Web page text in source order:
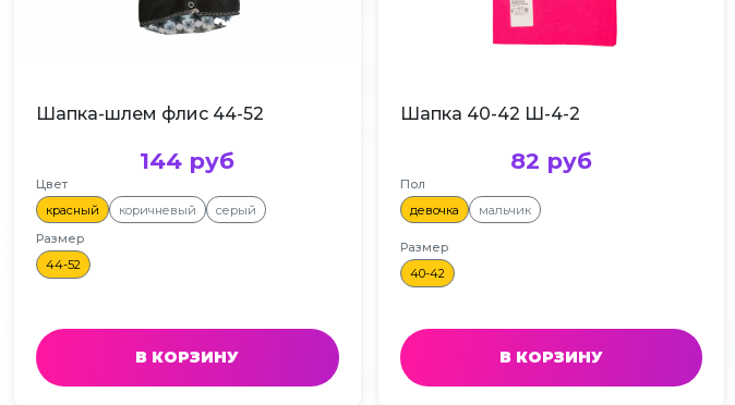
Шапка-шлем флис 44-52
144 руб
Цвет
красный
коричневый
серый
Размер
44-52
В КОРЗИНУ
Шапка 40-42 Ш-4-2
82 руб
Пол
девочка
мальчик
Размер
40-42
В КОРЗИНУ